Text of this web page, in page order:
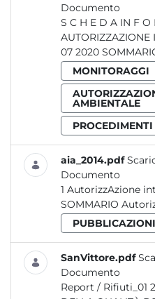
Documento
S C H E D A IN F O R M A T IV A
AUTORIZZAZIONE
MONITORAGGI
AMBIENTALE
PROCEDIMENTI
aia_2014.pdf
Documento
1 AutorizzAzione integrAtA AmbientAle 06
PUBBLICAZIONI
SanVittore.pdf
Documento
Report / Rifiuti_01 2012 IL MONITORAGGIO